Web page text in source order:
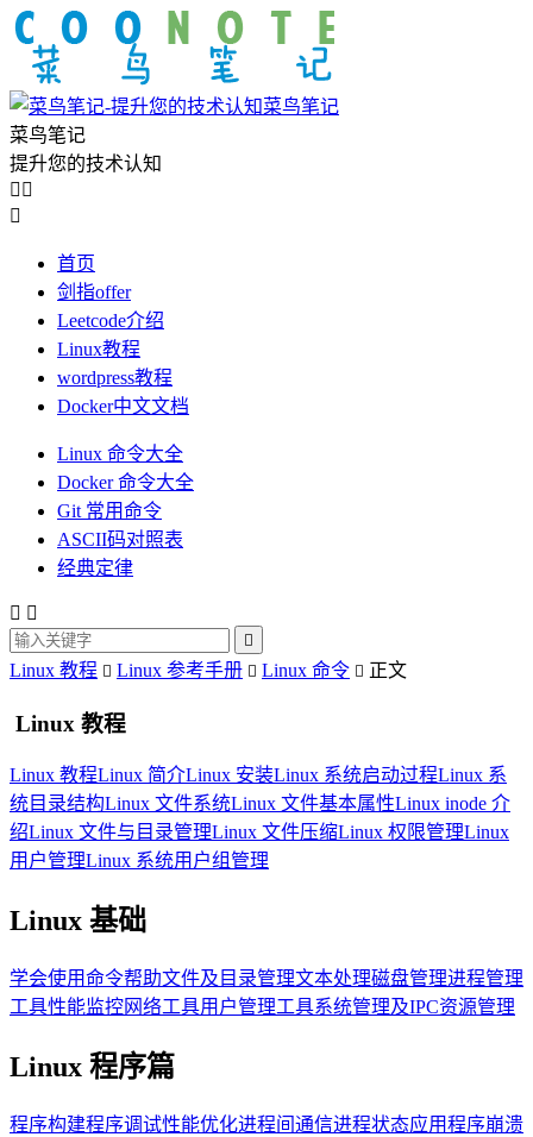
菜鸟笔记
菜鸟笔记
提升您的技术认知
 

首页
剑指offer
Leetcode介绍
Linux教程
wordpress教程
Docker中文文档
Linux 命令大全
Docker 命令大全
Git 常用命令
ASCII码对照表
经典定律
 

Linux 教程  Linux 参考手册  Linux 命令  正文
Linux 教程
Linux 教程Linux 简介Linux 安装Linux 系统启动过程Linux 系
统目录结构Linux 文件系统Linux 文件基本属性Linux inode 介
绍Linux 文件与目录管理Linux 文件压缩Linux 权限管理Linux
用户管理Linux 系统用户组管理
Linux 基础
学会使用命令帮助文件及目录管理文本处理磁盘管理进程管理
工具性能监控网络工具用户管理工具系统管理及IPC资源管理
Linux 程序篇
程序构建程序调试性能优化进程间通信进程状态应用程序崩溃